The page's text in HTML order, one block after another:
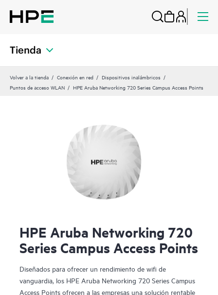
Tienda
Volver a la tienda Conexión en red
Dispositivos inalámbricos
Puntos de acceso WLAN
HPE Aruba Networking 720 Series Campus Access Points
HPE Aruba Networking 720
Series Campus Access Points
Diseñados para ofrecer un rendimiento de wifi de
vanguardia, los HPE Aruba Networking 720 Series Campus
Access Points ofrecen a las empresas una solución rentable